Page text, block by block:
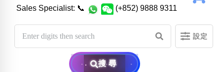
Sales Specialist: 📞 (+852) 9888 9311
設定
搜尋